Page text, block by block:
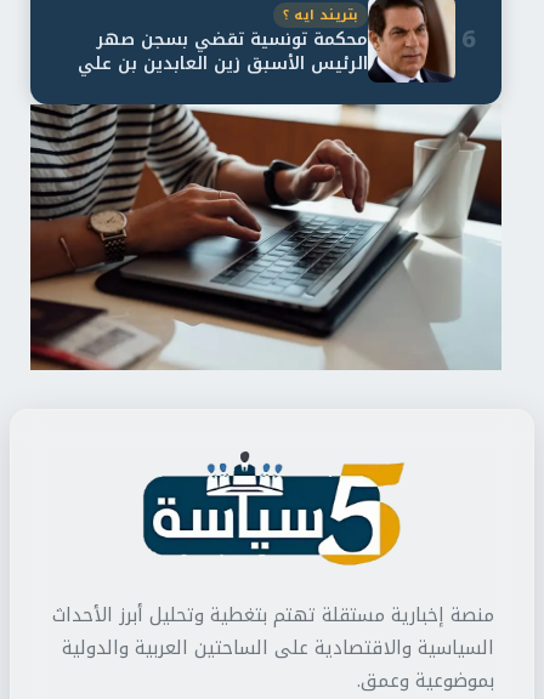
6
بتريند ايه ؟
محكمة تونسية تقضي بسجن صهر
الرئيس الأسبق زين العابدين بن علي
منصة إخبارية مستقلة تهتم بتغطية وتحليل أبرز الأحداث
السياسية والاقتصادية على الساحتين العربية والدولية
بموضوعية وعمق.